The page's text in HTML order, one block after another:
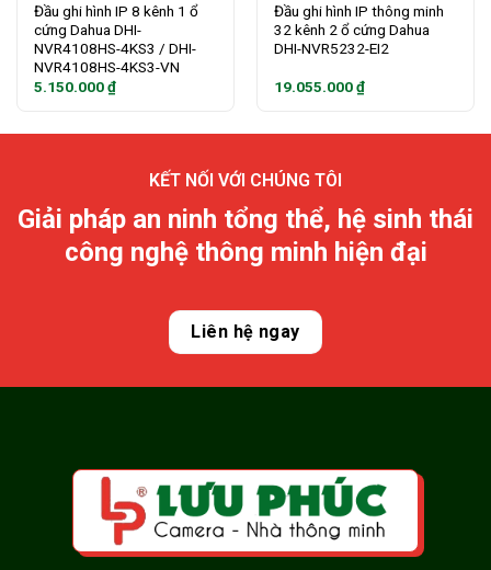
Đầu ghi hình IP 8 kênh 1 ổ
cứng Dahua DHI-
NVR4108HS-4KS3 / DHI-
NVR4108HS-4KS3-VN
5.150.000₫
Đầu ghi hình IP thông minh
32 kênh 2 ổ cứng Dahua
DHI-NVR5232-EI2
19.055.000₫
KẾT NỐI VỚI CHÚNG TÔI
Giải pháp an ninh tổng thể, hệ sinh thái
công nghệ thông minh hiện đại
Liên hệ ngay